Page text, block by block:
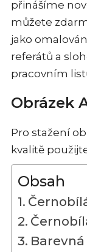
přinášíme
můžete
jako
referátů a
pracovním
Obrázek
Pro stažení
kvalitě
Obsah